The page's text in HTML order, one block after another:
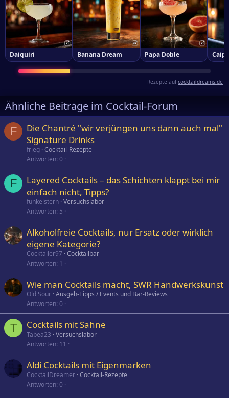
Daiquiri Banana Dream Papa Doble
Rezepte aufcocktaildreams.de
Ähnliche Beiträge im Cocktail-Forum
F
Die Chantré "wir verjüngen uns dann auch mal"
Signature Drinks
frieg Cocktail-Rezepte
Antworten 0
F
Layered Cocktails – das Schichten klappt bei mir
einfach nicht, Tipps?
funkelstern Versuchslabor
Antworten 5
Alkoholfreie Cocktails, nur Ersatz oder wirklich
eigene Kategorie?
Cocktailer97 Cocktailbar
Antworten 1
Wie man Cocktails macht, SWR Handwerkskunst
Old Sour Ausgeh-Tipps / Events und Bar-Reviews
Antworten 0
T Cocktails mit Sahne
Tabea23 Versuchslabor
Antworten 11
Aldi Cocktails mit Eigenmarken
CocktailDreamer Cocktail-Rezepte
Antworten 0